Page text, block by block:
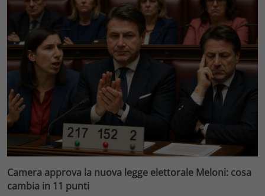
Camera approva la nuova legge elettorale Meloni: cosa
cambia in 11 punti